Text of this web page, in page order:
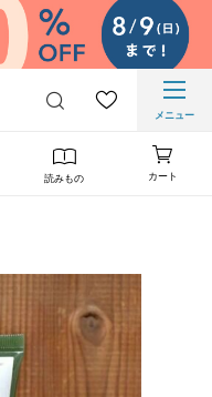
メニュー
読みもの カート